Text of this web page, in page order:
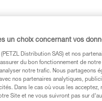
un choix concernant vos
(PETZL Distribution SAS) et nos
du bon fonctionnement de
notre trafic. Nous partageons
nos partenaires analytiques,
Dans le cas où vous les
Site et ne vous suivront pas sur